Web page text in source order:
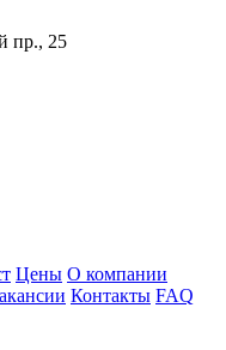
пр., 25
Цены О компании
Контакты FAQ